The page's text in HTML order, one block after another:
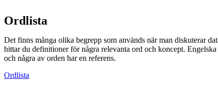
Ordlista
Det finns många olika begrepp som används när man diskuterar
hittar du definitioner för några relevanta ord och koncept.
och några av orden har en referens.
Ordlista